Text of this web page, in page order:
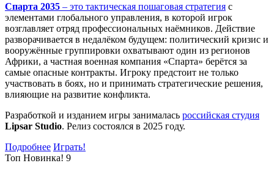
Спарта 2035 – это тактическая пошаговая стратегия с
элементами глобального управления, в которой игрок
возглавляет отряд профессиональных наёмников. Действие
разворачивается в недалёком будущем: политический кризис и
вооружённые группировки охватывают один из регионов
Африки, а частная военная компания «Спарта» берётся за
самые опасные контракты. Игроку предстоит не только
участвовать в боях, но и принимать стратегические решения,
влияющие на развитие конфликта.
Разработкой и изданием игры занималась российская студия
Lipsar Studio. Релиз состоялся в 2025 году.
Подробнее Играть!
Топ Новинка! 9